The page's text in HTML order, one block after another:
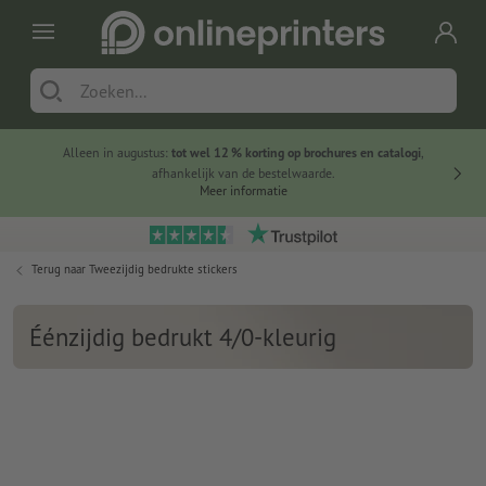
Alleen in augustus: tot wel 12 % korting op brochures en catalogi,
afhankelijk van de bestelwaarde.
Meer informatie
Terug naar Tweezijdig bedrukte stickers
Éénzijdig bedrukt 4/0-kleurig